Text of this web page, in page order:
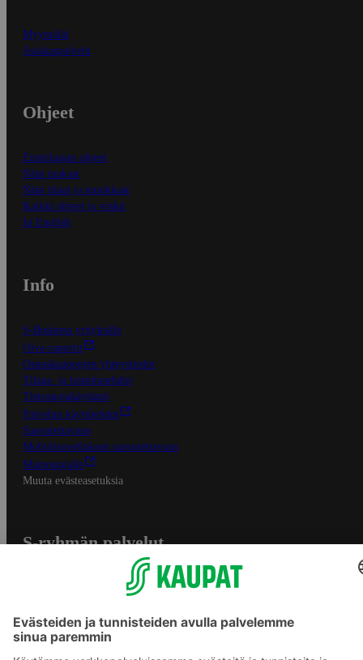
Myymälät
Asiakaspalvelu
Ohjeet
Ensitilaajan ohjeet
Näin maksat
Näin tilaat ja muokkaat
Kaikki ohjeet ja vinkit
In English
Info
S-Business yrityksille
Oiva-raportit
Osuuskauppojen yhteystiedot
Tilaus- ja toimitusehdot
Tietosuojakäytäntö
Palvelun käyttöehdot
Saavutettavuus
Mobiilisovelluksen saavutettavuus
Mainostajalle
Muuta evästeasetuksia
S-ryhmän palvelut
Yhteishyvä Ruoka -sovellus
S-ostoslista -sovellus